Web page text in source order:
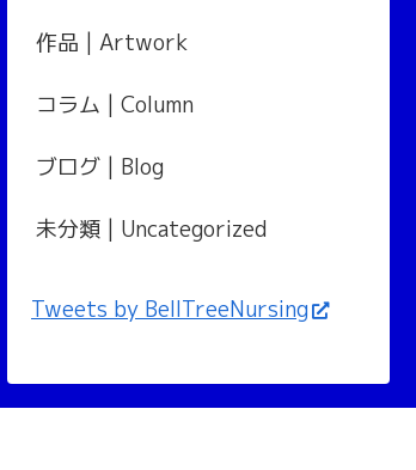
作品 | Artwork
コラム | Column
ブログ | Blog
未分類 | Uncategorized
Tweets by BellTreeNursing